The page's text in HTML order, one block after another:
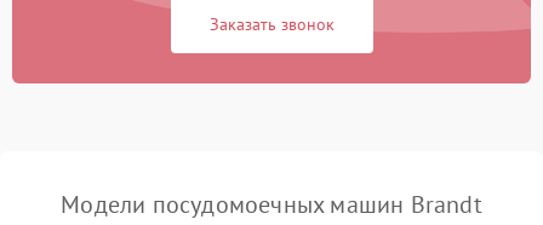
Заказать звонок
Модели посудомоечных машин Brandt